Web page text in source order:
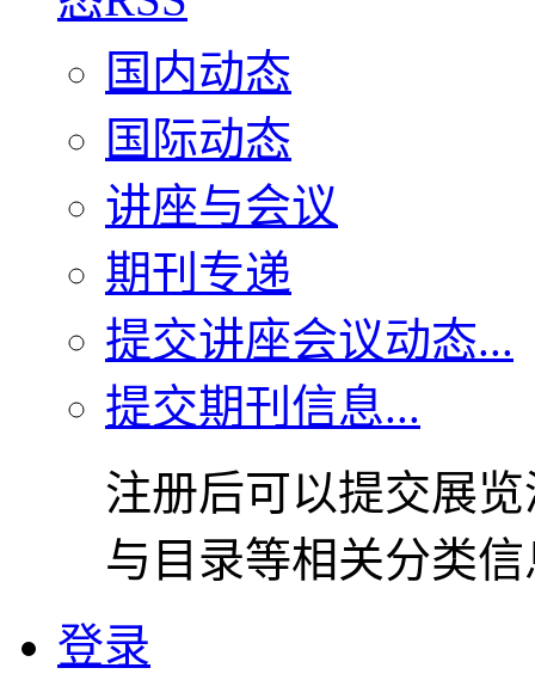
国内动态
国际动态
讲座与会议
期刊专递
提交讲座会议动态...
提交期刊信息...
注册后可以提交展
与目录等相关分类
登录